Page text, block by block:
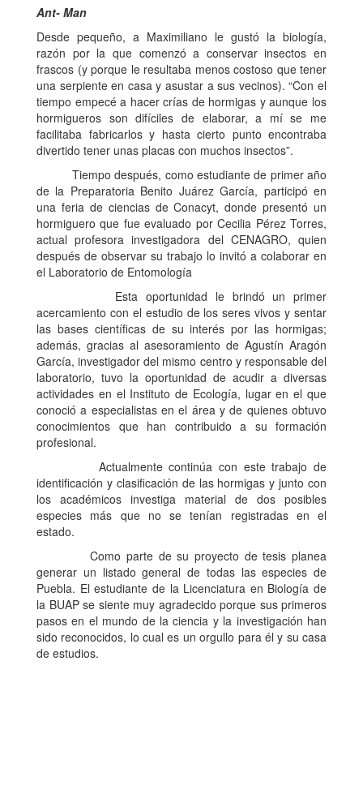
Ant- Man
Desde pequeño, a Maximiliano le gustó la biología,
razón por la que comenzó a conservar insectos en
frascos (y porque le resultaba menos costoso que tener
una serpiente en casa y asustar a sus vecinos). “Con el
tiempo empecé a hacer crías de hormigas y aunque los
hormigueros son difíciles de elaborar, a mí se me
facilitaba fabricarlos y hasta cierto punto encontraba
divertido tener unas placas con muchos insectos”.
Tiempo después, como estudiante de primer año
de la Preparatoria Benito Juárez García, participó en
una feria de ciencias de Conacyt, donde presentó un
hormiguero que fue evaluado por Cecilia Pérez Torres,
actual profesora investigadora del CENAGRO, quien
después de observar su trabajo lo invitó a colaborar en
el Laboratorio de Entomología
Esta oportunidad le brindó un primer
acercamiento con el estudio de los seres vivos y sentar
las bases científicas de su interés por las hormigas;
además, gracias al asesoramiento de Agustín Aragón
García, investigador del mismo centro y responsable del
laboratorio, tuvo la oportunidad de acudir a diversas
actividades en el Instituto de Ecología, lugar en el que
conoció a especialistas en el área y de quienes obtuvo
conocimientos que han contribuido a su formación
profesional.
Actualmente continúa con este trabajo de
identificación y clasificación de las hormigas y junto con
los académicos investiga material de dos posibles
especies más que no se tenían registradas en el
estado.
Como parte de su proyecto de tesis planea
generar un listado general de todas las especies de
Puebla. El estudiante de la Licenciatura en Biología de
la BUAP se siente muy agradecido porque sus primeros
pasos en el mundo de la ciencia y la investigación han
sido reconocidos, lo cual es un orgullo para él y su casa
de estudios.